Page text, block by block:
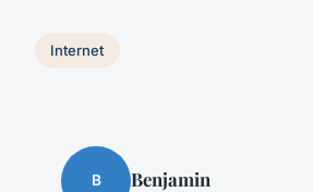
Internet
B Benjamin